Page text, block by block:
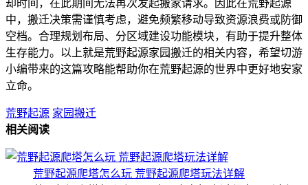
却时间，在此期间无法再次发起搬家请求。因此在荒野起源
中，搬迁决策需谨慎考虑，避免频繁移动导致资源浪费或防御
空档。合理规划布局、分区域建设功能模块，有助于提升整体
生存能力。以上就是荒野起源家园搬迁的相关内容，希望切游
小编带来的这篇攻略能帮助你在荒野起源的世界中更好地安家
立命。
荒野起源 家园搬迁
相关阅读
荒野起源爬塔怎么玩 荒野起源爬塔玩法详解